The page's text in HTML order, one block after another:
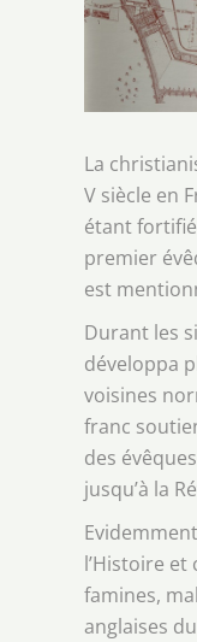
La
V siècle en
étant
premier
est
Durant les
développa
voisines
franc
des
jusqu’à la
l’Histoire
famines,
anglaises